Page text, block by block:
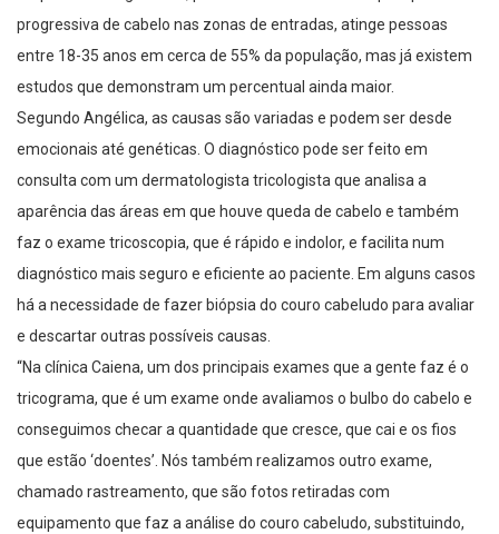
progressiva de cabelo nas zonas de entradas, atinge pessoas
entre 18-35 anos em cerca de 55% da população, mas já existem
estudos que demonstram um percentual ainda maior.
Segundo Angélica, as causas são variadas e podem ser desde
emocionais até genéticas. O diagnóstico pode ser feito em
consulta com um dermatologista tricologista que analisa a
aparência das áreas em que houve queda de cabelo e também
faz o exame tricoscopia, que é rápido e indolor, e facilita num
diagnóstico mais seguro e eficiente ao paciente. Em alguns casos
há a necessidade de fazer biópsia do couro cabeludo para avaliar
e descartar outras possíveis causas.
“Na clínica Caiena, um dos principais exames que a gente faz é o
tricograma, que é um exame onde avaliamos o bulbo do cabelo e
conseguimos checar a quantidade que cresce, que cai e os fios
que estão ‘doentes’. Nós também realizamos outro exame,
chamado rastreamento, que são fotos retiradas com
equipamento que faz a análise do couro cabeludo, substituindo,